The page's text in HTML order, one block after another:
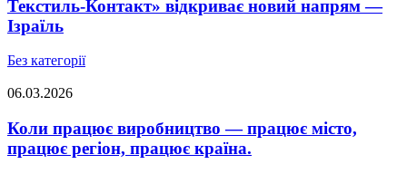
Текстиль-Контакт» відкриває новий напрям —
Ізраїль
Без категорії
06.03.2026
Коли працює виробництво — працює місто,
працює регіон, працює країна.